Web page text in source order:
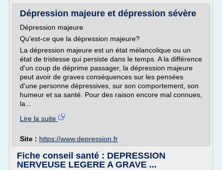
Dépression majeure et dépression sévère
Dépression majeure
Qu'est-ce que la dépression majeure?
La dépression majeure est un état mélancolique ou un
état de tristesse qui persiste dans le temps. A la différence
d'un coup de déprime passager, la dépression majeure
peut avoir de graves conséquences sur les pensées
d'une personne dépressives, sur son comportement, son
humeur et sa santé. Pour des raison encore mal connues,
la...
Lire la suite
Site : https://www.depression.fr
Fiche conseil santé : DEPRESSION
NERVEUSE LEGERE A GRAVE ...